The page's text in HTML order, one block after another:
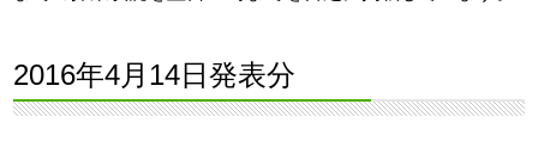
2016年4月14日発表分